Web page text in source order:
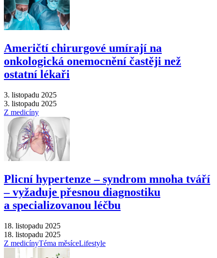
Američtí chirurgové umírají na
onkologická onemocnění častěji než
ostatní lékaři
3. listopadu 2025
3. listopadu 2025
Z medicíny
Plicní hypertenze –⁠ syndrom mnoha tváří
–⁠ vyžaduje přesnou diagnostiku
a specializovanou léčbu
18. listopadu 2025
18. listopadu 2025
Z medicínyTéma měsíceLifestyle